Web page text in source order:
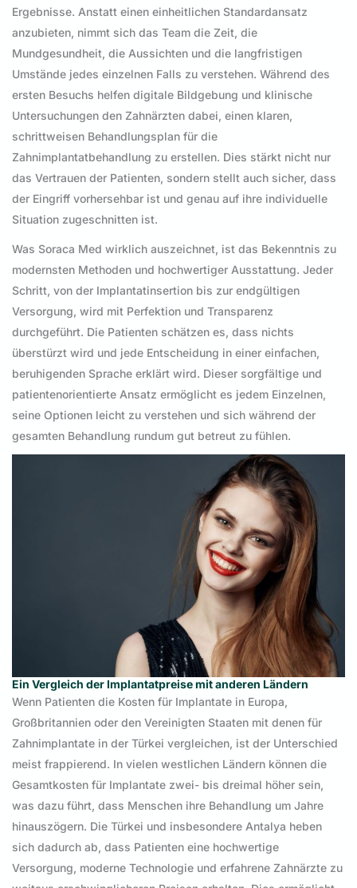
Ergebnisse. Anstatt einen einheitlichen Standardansatz
anzubieten, nimmt sich das Team die Zeit, die
Mundgesundheit, die Aussichten und die langfristigen
Umstände jedes einzelnen Falls zu verstehen. Während des
ersten Besuchs helfen digitale Bildgebung und klinische
Untersuchungen den Zahnärzten dabei, einen klaren,
schrittweisen Behandlungsplan für die
Zahnimplantatbehandlung zu erstellen. Dies stärkt nicht nur
das Vertrauen der Patienten, sondern stellt auch sicher, dass
der Eingriff vorhersehbar ist und genau auf ihre individuelle
Situation zugeschnitten ist.
Was Soraca Med wirklich auszeichnet, ist das Bekenntnis zu
modernsten Methoden und hochwertiger Ausstattung. Jeder
Schritt, von der Implantatinsertion bis zur endgültigen
Versorgung, wird mit Perfektion und Transparenz
durchgeführt. Die Patienten schätzen es, dass nichts
überstürzt wird und jede Entscheidung in einer einfachen,
beruhigenden Sprache erklärt wird. Dieser sorgfältige und
patientenorientierte Ansatz ermöglicht es jedem Einzelnen,
seine Optionen leicht zu verstehen und sich während der
gesamten Behandlung rundum gut betreut zu fühlen.
Ein Vergleich der Implantatpreise mit anderen Ländern
Wenn Patienten die Kosten für Implantate in Europa,
Großbritannien oder den Vereinigten Staaten mit denen für
Zahnimplantate in der Türkei vergleichen, ist der Unterschied
meist frappierend. In vielen westlichen Ländern können die
Gesamtkosten für Implantate zwei- bis dreimal höher sein,
was dazu führt, dass Menschen ihre Behandlung um Jahre
hinauszögern. Die Türkei und insbesondere Antalya heben
sich dadurch ab, dass Patienten eine hochwertige
Versorgung, moderne Technologie und erfahrene Zahnärzte zu